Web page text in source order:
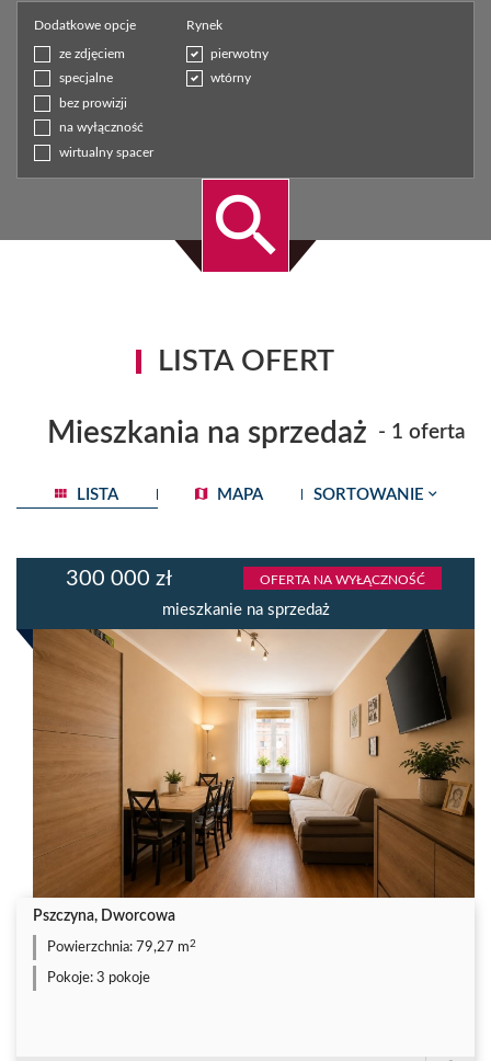
Dodatkowe opcje
ze zdjęciem
specjalne
bez prowizji
na wyłączność
wirtualny spacer
Rynek
pierwotny
wtórny
LISTA OFERT
Mieszkania na sprzedaż - 1 oferta
LISTA MAPA SORTOWANIE
300 000 zł OFERTA NA WYŁĄCZNOŚĆ
mieszkanie na sprzedaż
Pszczyna, Dworcowa
Powierzchnia: 79,27 m2
Pokoje: 3 pokoje